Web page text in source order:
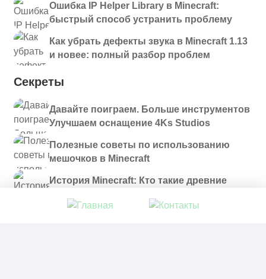
Ошибка IP Helper Library в Minecraft:
быстрый способ устранить проблему
Как убрать дефекты звука в Minecraft 1.13
и новее: полный разбор проблем
Секреты
Давайте поиграем. Больше инструментов
Улучшаем оснащение 4Ks Studios
Полезные советы по использованию
мешочков в Minecraft
История Minecraft: Кто такие древние